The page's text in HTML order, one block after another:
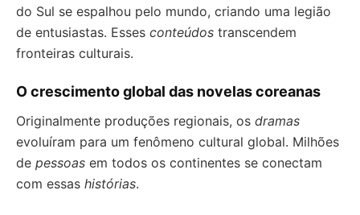
do Sul se espalhou pelo mundo, criando uma legião
de entusiastas. Esses conteúdos transcendem
fronteiras culturais.
O crescimento global das novelas coreanas
Originalmente produções regionais, os dramas
evoluíram para um fenômeno cultural global. Milhões
de pessoas em todos os continentes se conectam
com essas histórias.